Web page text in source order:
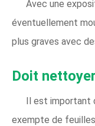
Avec une
éventuellement
plus graves avec
Doit
Il est important
exempte de